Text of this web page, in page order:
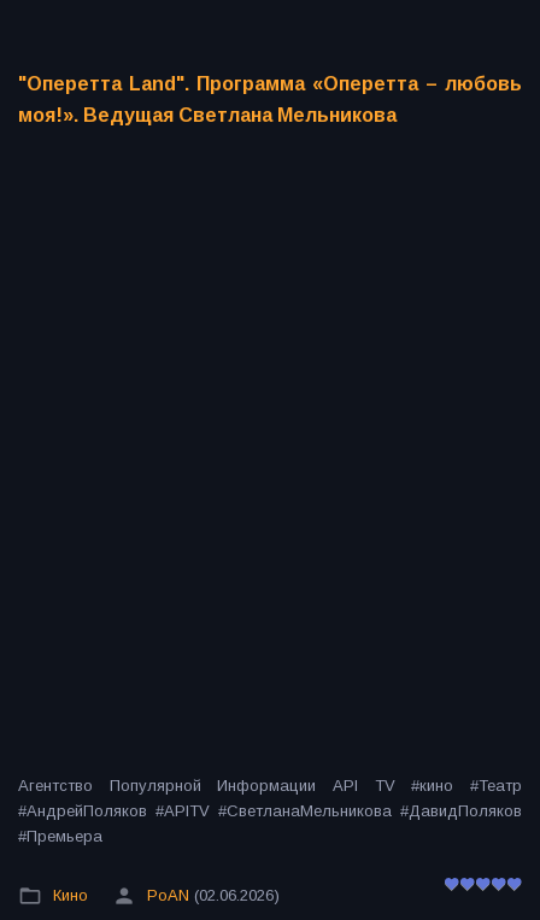
"Оперетта Land". Программа «Оперетта – любовь
моя!». Ведущая Светлана Мельникова
Агентство Популярной Информации API TV #кино #Театр
#АндрейПоляков #APITV #СветланаМельникова #ДавидПоляков
#Премьера
Кино PoAN (02.06.2026)